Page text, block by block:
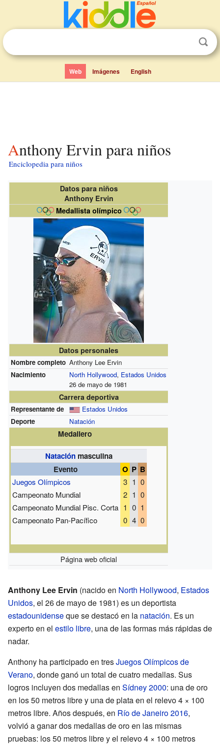
Web Imágenes English
Anthony Ervin para niños
Enciclopedia para niños
Datos para niños
Anthony Ervin
Medallista olímpico
Datos personales
Nombre completo Anthony Lee Ervin
Nacimiento
North Hollywood, Estados Unidos
26 de mayo de 1981
Carrera deportiva
Representante de
Estados Unidos
Deporte
Natación
Medallero
Natación masculina
Evento
O P B
Juegos Olímpicos 3 1 0
Campeonato Mundial
2 1 0
Campeonato Mundial Pisc. Corta 1 0 1
Campeonato Pan-Pacífico
0 4 0
Página web oficial
Anthony Lee Ervin (nacido en North Hollywood, Estados
Unidos, el 26 de mayo de 1981) es un deportista
estadounidenseque se destacó en la natación. Es un
experto en el estilo libre, una de las formas más rápidas de
nadar.
Anthony ha participado en tresJuegos Olímpicos de
Verano, donde ganó un total de cuatro medallas. Sus
logros incluyen dos medallas en Sídney 2000: una de oro
en los 50 metros libre y una de plata en el relevo 4 × 100
metros libre. Años después, en Río de Janeiro 2016,
volvió a ganar dos medallas de oro en las mismas
pruebas: los 50 metros libre y el relevo 4 × 100 metros